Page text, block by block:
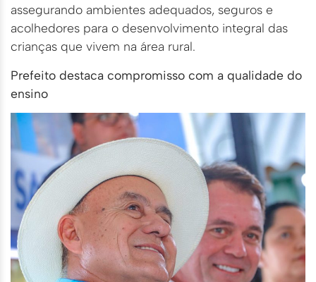
assegurando ambientes adequados, seguros e
acolhedores para o desenvolvimento integral das
crianças que vivem na área rural.
Prefeito destaca compromisso com a qualidade do
ensino